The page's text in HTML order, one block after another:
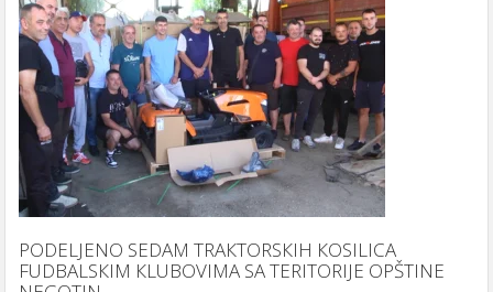
PODELJENO SEDAM TRAКTORSКIH КOSILICA
FUDBALSКIM КLUBOVIMA SA TERITORIJE OPŠTINE